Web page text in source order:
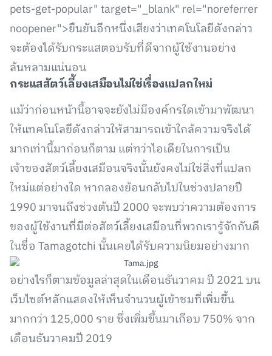
pets-get-popular" target="_blank" rel="noreferrer
noopener">ยืนยันอีกหนึ่งเสียงว่าเทคโนโลยีดังกล่าว
จะต้องได้รับกระแสตอบรับที่ดีจากผู้ใช้งานอย่าง
ล้นหลามแน่นอน
กระแสสัตว์เลี้ยงเสมือนไม่ใช่เรื่องแปลกใหม่
แม้ว่าก่อนหน้านี้อาจจะยังไม่มีองค์กรใดเข้ามาพัฒนา
ให้แทคโนโลยีดังกล่าวให้สามารถเข้าใกล้ความจริงได้
มากเท่านี้มาก่อนก็ตาม แต่ทว่าไอเดียในการเป็น
เจ้าของสัตว์เลี้ยงเสมือนจริงนั้นยังคงไม่ใช่สิ่งที่แปลก
ใหม่แต่อย่างใด หากลองย้อนกลับไปในช่วงปลายปี
1990 มาจนถึงช่วงต้นปี 2000 จะพบว่าความต้องการ
ของผู้ใช้งานที่มีต่อสัตว์เลี้ยงเสมือนที่พวกเรารู้จักกันดี
ในชื่อ Tamagotchi นั้นเคยได้รับความนิยมอย่างมาก
อย่างไรก็ตามข้อมูลล่าสุดในเดือนธันวาคม ปี 2021 บน
เว็บไซต์หลักแสดงให้เห็นจำนวนผู้เข้าชมที่เพิ่มขึ้น
มากกว่า 125,000 ราย ซึ่งเพิ่มขึ้นมาเกือบ 750% จาก
เดือนธันวาคมปี 2019